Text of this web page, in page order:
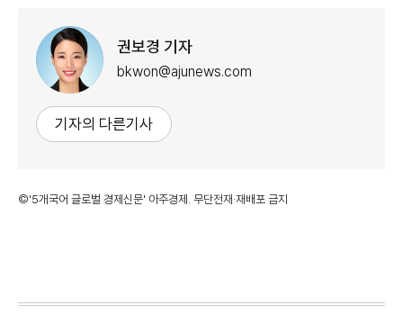
권보경 기자
bkwon@ajunews.com
기자의 다른기사
©'5개국어 글로벌 경제신문' 아주경제. 무단전재·재배포 금지